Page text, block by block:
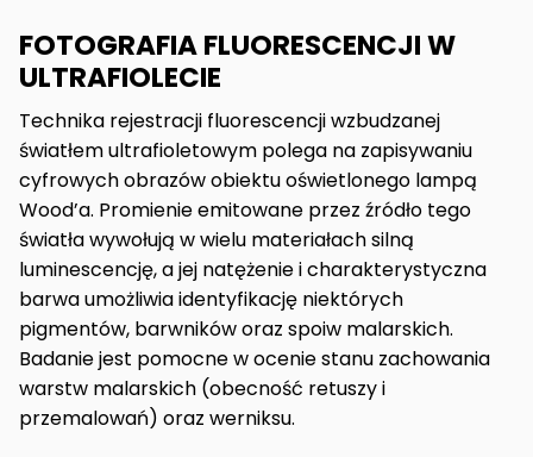
FOTOGRAFIA FLUORESCENCJI W
ULTRAFIOLECIE
Technika rejestracji fluorescencji wzbudzanej
światłem ultrafioletowym polega na zapisywaniu
cyfrowych obrazów obiektu oświetlonego lampą
Wood’a. Promienie emitowane przez źródło tego
światła wywołują w wielu materiałach silną
luminescencję, a jej natężenie i charakterystyczna
barwa umożliwia identyfikację niektórych
pigmentów, barwników oraz spoiw malarskich.
Badanie jest pomocne w ocenie stanu zachowania
warstw malarskich (obecność retuszy i
przemalowań) oraz werniksu.